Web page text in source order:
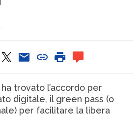
trovato l’accordo per
digitale, il green pass (o
per facilitare la libera